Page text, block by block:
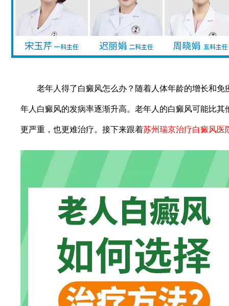
老年人得了白癜风怎么办？随着人体年龄的增长和免
年人白癜风的发病率逐渐升高。老年人的白癜风可能比其
更严重，也更难治疗。接下来跟着苏州瑞京治疗白癜风医